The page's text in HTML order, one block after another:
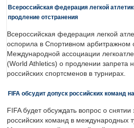
Всероссийская федерация легкой
продление отстранения
Всероссийская федерация легкой
оспорила в Спортивном арбитражном
Международной ассоциации
(World Athletics) о продлении запрета
российских спортсменов в турнирах.
FIFA обсудит допуск российских команд
FIFA будет обсуждать вопрос о снятии
российских команд в международных